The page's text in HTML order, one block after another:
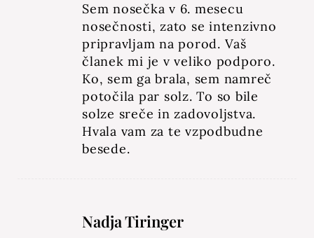
Sem nosečka v 6. mesecu
nosečnosti, zato se intenzivno
pripravljam na porod. Vaš
članek mi je v veliko podporo.
Ko, sem ga brala, sem namreč
potočila par solz. To so bile
solze sreče in zadovoljstva.
Hvala vam za te vzpodbudne
besede.
Nadja Tiringer